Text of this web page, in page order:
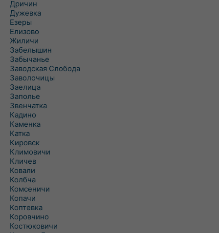
Дричин
Дужевка
Езеры
Елизово
Жиличи
Забелышин
Забычанье
Заводская Слобода
Заволочицы
Заелица
Заполье
Звенчатка
Кадино
Каменка
Катка
Кировск
Климовичи
Кличев
Ковали
Колбча
Комсеничи
Копачи
Коптевка
Коровчино
Костюковичи